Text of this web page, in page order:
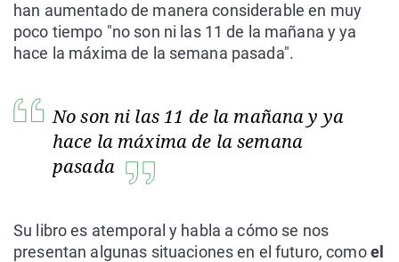
han aumentado de manera considerable en muy
poco tiempo "no son ni las 11 de la mañana y ya
hace la máxima de la semana pasada".
No son ni las 11 de la mañana y ya
hace la máxima de la semana
pasada
Su libro es atemporal y habla a cómo se nos
presentan algunas situaciones en el futuro, comoel